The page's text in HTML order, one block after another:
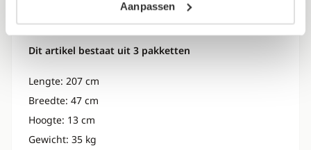
Aanpassen
Dit artikel bestaat uit 3 pakketten
Lengte: 207 cm
Breedte: 47 cm
Hoogte: 13 cm
Gewicht: 35 kg